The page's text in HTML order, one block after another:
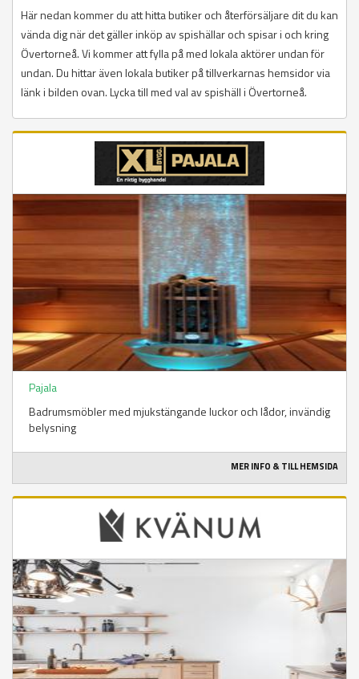
Här nedan kommer du att hitta butiker och återförsäljare dit du kan
vända dig när det gäller inköp av spishällar och spisar i och kring
Övertorneå. Vi kommer att fylla på med lokala aktörer undan för
undan. Du hittar även lokala butiker på tillverkarnas hemsidor via
länk i bilden ovan. Lycka till med val av spishäll i Övertorneå.
Pajala
Badrumsmöbler med mjukstängande luckor och lådor, invändig
belysning
MER INFO & TILL HEMSIDA